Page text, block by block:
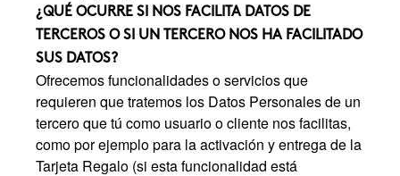
¿QUÉ OCURRE SI NOS FACILITA DATOS DE
TERCEROS O SI UN TERCERO NOS HA FACILITADO
SUS DATOS?
Ofrecemos funcionalidades o servicios que
requieren que tratemos los Datos Personales de un
tercero que tú como usuario o cliente nos facilitas,
como por ejemplo para la activación y entrega de la
Tarjeta Regalo (si esta funcionalidad está